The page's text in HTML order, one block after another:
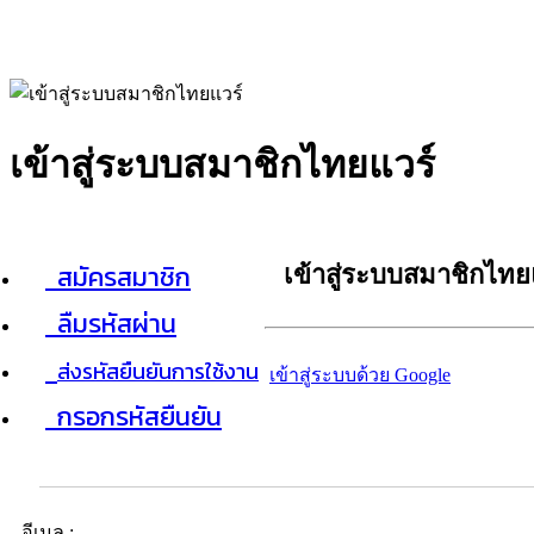
เข้าสู่ระบบสมาชิกไทยแวร์
สมัครสมาชิก
ลืมรหัสผ่าน
ส่งรหัสยืนยันการใช้งาน
กรอกรหัสยืนยัน
เข้าสู่ระบบสมาชิกไท
เข้าสู่ระบบด้วย Google